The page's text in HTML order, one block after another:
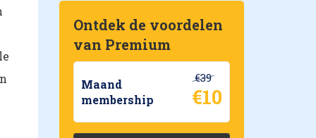
Ontdek de voordelen
van Premium
Maand
membership
€39
€10